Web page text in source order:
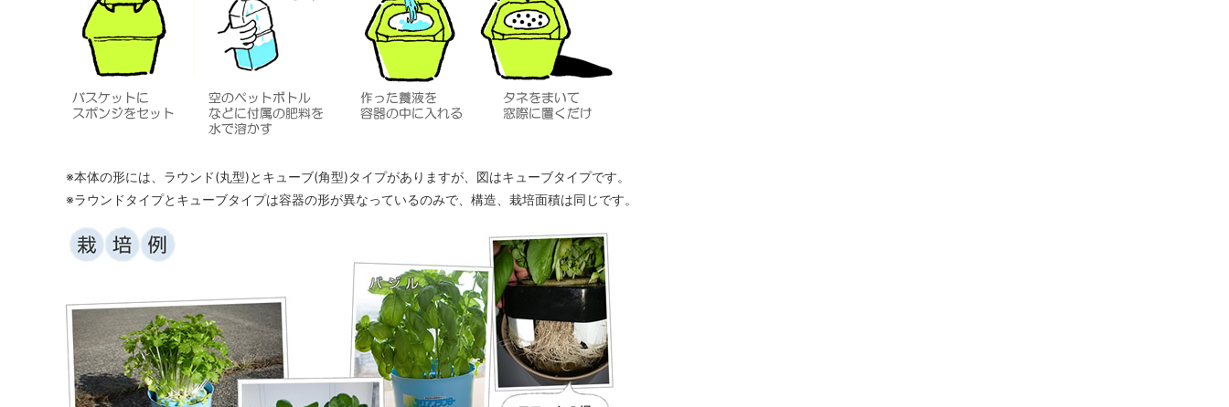
※本体の形には、ラウンド(丸型)とキューブ(角型)タイプがありますが、図はキューブタイプです。
※ラウンドタイプとキューブタイプは容器の形が異なっているのみで、構造、栽培面積は同じです。